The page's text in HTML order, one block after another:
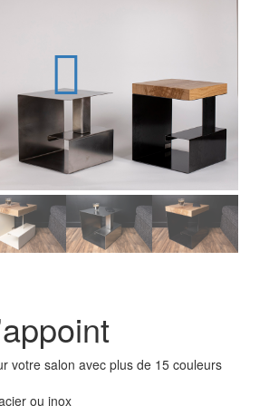
votre salon avec plus de 15 couleurs
ou inox